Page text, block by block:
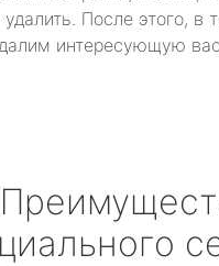
После этого, в
интересующую